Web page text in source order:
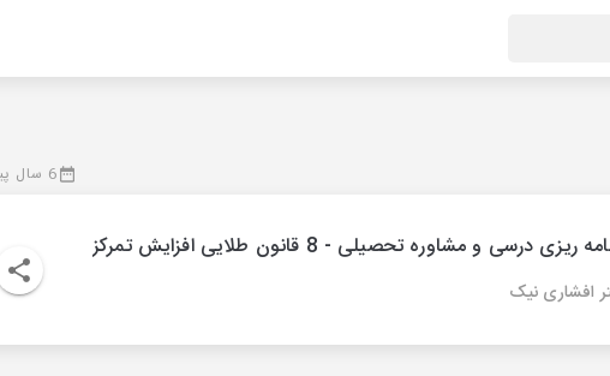
6 سال پیش
ریزی درسی و مشاوره تحصیلی - 8 قانون طلایی افزایش تمرکز
افشاری نیک